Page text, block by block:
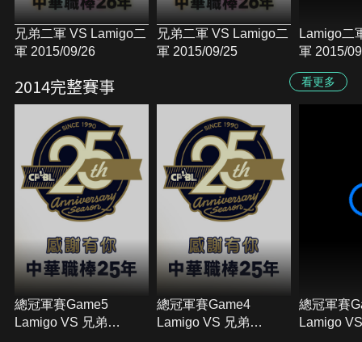
兄弟二軍 VS Lamigo二
軍 2015/09/26
兄弟二軍 VS Lamigo二
軍 2015/09/25
Lamigo二
軍 2015/
2014完整賽事 看更多
總冠軍賽Game5
Lamigo VS 兄弟
總冠軍賽Game4
Lamigo VS 兄弟
總冠軍賽
Lamigo